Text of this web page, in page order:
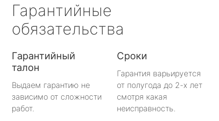
Гарантийные
обязательства
Гарантийный
талон
Выдаем гарантию не
зависимо от сложности
работ.
Сроки
Гарантия варьируется
от полугода до 2-х лет
смотря какая
неисправность.